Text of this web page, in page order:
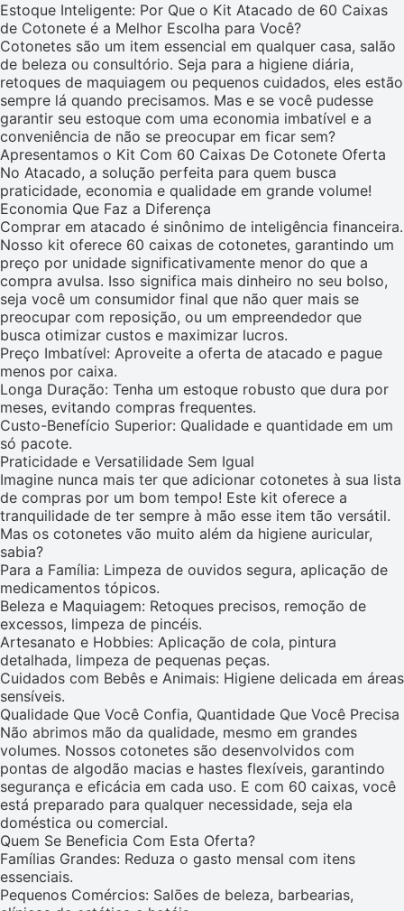
Estoque Inteligente: Por Que o Kit Atacado de 60 Caixas
de Cotonete é a Melhor Escolha para Você?
Cotonetes são um item essencial em qualquer casa, salão
de beleza ou consultório. Seja para a higiene diária,
retoques de maquiagem ou pequenos cuidados, eles estão
sempre lá quando precisamos. Mas e se você pudesse
garantir seu estoque com uma economia imbatível e a
conveniência de não se preocupar em ficar sem?
Apresentamos o Kit Com 60 Caixas De Cotonete Oferta
No Atacado, a solução perfeita para quem busca
praticidade, economia e qualidade em grande volume!
Economia Que Faz a Diferença
Comprar em atacado é sinônimo de inteligência financeira.
Nosso kit oferece 60 caixas de cotonetes, garantindo um
preço por unidade significativamente menor do que a
compra avulsa. Isso significa mais dinheiro no seu bolso,
seja você um consumidor final que não quer mais se
preocupar com reposição, ou um empreendedor que
busca otimizar custos e maximizar lucros.
Preço Imbatível: Aproveite a oferta de atacado e pague
menos por caixa.
Longa Duração: Tenha um estoque robusto que dura por
meses, evitando compras frequentes.
Custo-Benefício Superior: Qualidade e quantidade em um
só pacote.
Praticidade e Versatilidade Sem Igual
Imagine nunca mais ter que adicionar cotonetes à sua lista
de compras por um bom tempo! Este kit oferece a
tranquilidade de ter sempre à mão esse item tão versátil.
Mas os cotonetes vão muito além da higiene auricular,
sabia?
Para a Família: Limpeza de ouvidos segura, aplicação de
medicamentos tópicos.
Beleza e Maquiagem: Retoques precisos, remoção de
excessos, limpeza de pincéis.
Artesanato e Hobbies: Aplicação de cola, pintura
detalhada, limpeza de pequenas peças.
Cuidados com Bebês e Animais: Higiene delicada em áreas
sensíveis.
Qualidade Que Você Confia, Quantidade Que Você Precisa
Não abrimos mão da qualidade, mesmo em grandes
volumes. Nossos cotonetes são desenvolvidos com
pontas de algodão macias e hastes flexíveis, garantindo
segurança e eficácia em cada uso. E com 60 caixas, você
está preparado para qualquer necessidade, seja ela
doméstica ou comercial.
Quem Se Beneficia Com Esta Oferta?
Famílias Grandes: Reduza o gasto mensal com itens
essenciais.
Pequenos Comércios: Salões de beleza, barbearias,